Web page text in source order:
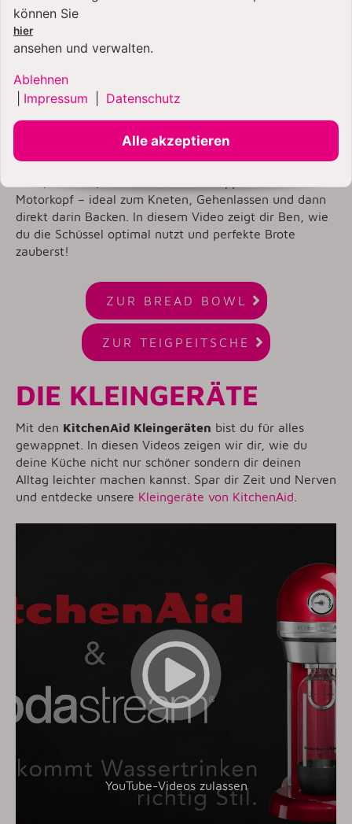
DieKitchenAid Bread Bowlist ein praktisches Zubehör
Motorkopf – ideal zum Kneten, Gehenlassen und dann
direkt darin Backen. In diesem Video zeigt dir Ben, wie
du die Schüssel optimal nutzt und perfekte Brote
zauberst!

ZUR BREAD BOWL

ZUR TEIGPEITSCHE
DIE KLEINGERÄTE
Mit den KitchenAid Kleingeräten bist du für alles
gewappnet. In diesen Videos zeigen wir dir, wie du
deine Küche nicht nur schöner sondern dir deinen
Alltag leichter machen kannst. Spar dir Zeit und Nerven
und entdecke unsere Kleingeräte von KitchenAid
YouTube-Videos zulassen
können Sie
hier
ansehen und verwalten.
Ablehnen
Impressum Datenschutz
Alle akzeptieren